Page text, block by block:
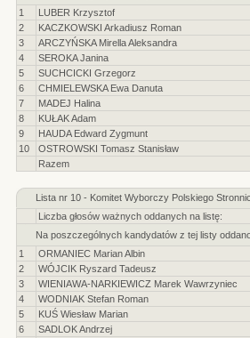
1
LUBER Krzysztof
2
KACZKOWSKI Arkadiusz Roman
3
ARCZYŃSKA Mirella Aleksandra
4
SEROKA Janina
5
SUCHCICKI Grzegorz
6
CHMIELEWSKA Ewa Danuta
7
MADEJ Halina
8
KUŁAK Adam
9
HAUDA Edward Zygmunt
10
OSTROWSKI Tomasz Stanisław
Razem
Lista nr 10 - Komitet Wyborczy Polskiego
Liczba głosów ważnych oddanych na listę:
Na poszczególnych kandydatów z tej listy
1
ORMANIEC Marian Albin
2
WÓJCIK Ryszard Tadeusz
3
WIENIAWA-NARKIEWICZ Marek Wawrzyniec
4
WODNIAK Stefan Roman
5
KUŚ Wiesław Marian
6
SADLOK Andrzej